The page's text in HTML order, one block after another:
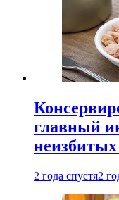
главный
2 года спустя2